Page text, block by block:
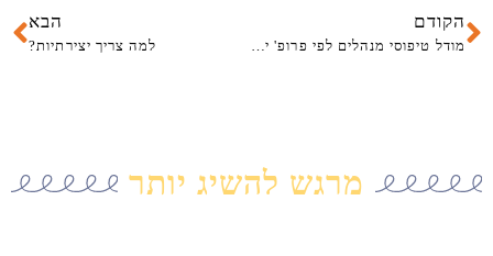
קודם
הקודם
מודל טיפוסי מנהלים לפי פרופ' יצחק אדיג'ס
הבא
למה צריך יצירתיות?
מרגש להשיג יותר